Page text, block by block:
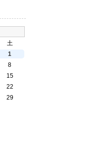
土
1
8
15
22
29